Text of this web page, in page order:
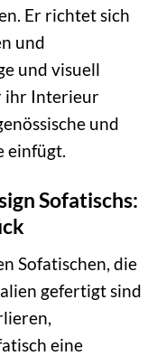
Er richtet sich
und
und visuell
ihr Interieur
und
einfügt.
Sofatischs:
Sofatischen, die
gefertigt sind
eine